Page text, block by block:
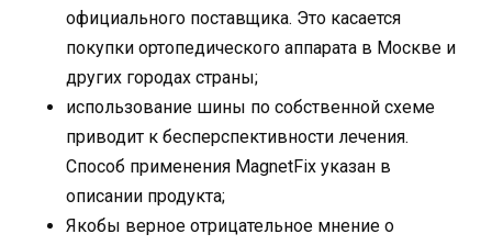
официального поставщика. Это касается
покупки ортопедического аппарата в Москве и
других городах страны;
использование шины по собственной схеме
приводит к бесперспективности лечения.
Способ применения MagnetFix указан в
описании продукта;
Якобы верное отрицательное мнение о